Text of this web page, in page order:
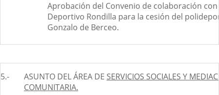
Aprobación del Convenio de colaboración con
Deportivo Rondilla para la cesión del
Gonzalo de Berceo.
5.- ASUNTO DEL ÁREA DE SERVICIOS SOCIALES Y
COMUNITARIA.